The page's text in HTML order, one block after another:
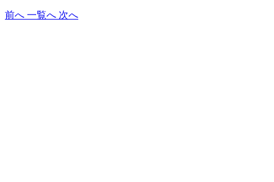
前へ 一覧へ 次へ